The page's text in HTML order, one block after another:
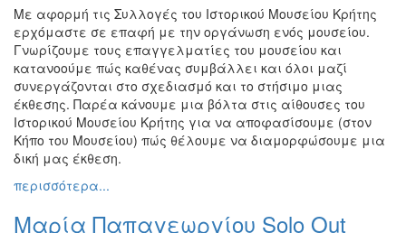
Με αφορμή τις Συλλογές του Ιστορικού Μουσείου Κρήτης
ερχόμαστε σε επαφή με την οργάνωση ενός μουσείου.
Γνωρίζουμε τους επαγγελματίες του μουσείου και
κατανοούμε πώς καθένας συμβάλλει και όλοι μαζί
συνεργάζονται στο σχεδιασμό και το στήσιμο μιας
έκθεσης. Παρέα κάνουμε μια βόλτα στις αίθουσες του
Ιστορικού Μουσείου Κρήτης για να αποφασίσουμε (στον
Κήπο του Μουσείου) πώς θέλουμε να διαμορφώσουμε μια
δική μας έκθεση.
περισσότερα...
Μαρία Παπαγεωργίου Solo Out